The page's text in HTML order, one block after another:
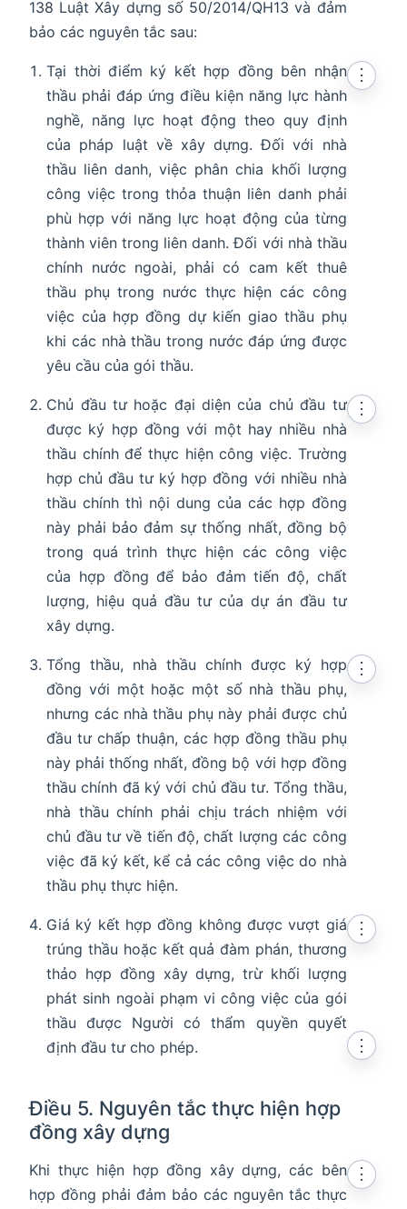
138 Luật Xây dựng số 50/2014/QH13 và đảm
bảo các nguyên tắc sau:
Tại thời điểm ký kết hợp đồng bên nhận
thầu phải đáp ứng điều kiện năng lực hành
nghề, năng lực hoạt động theo quy định
của pháp luật về xây dựng. Đối với nhà
thầu liên danh, việc phân chia khối lượng
công việc trong thỏa thuận liên danh phải
phù hợp với năng lực hoạt động của từng
thành viên trong liên danh. Đối với nhà thầu
chính nước ngoài, phải có cam kết thuê
thầu phụ trong nước thực hiện các công
việc của hợp đồng dự kiến giao thầu phụ
khi các nhà thầu trong nước đáp ứng được
yêu cầu của gói thầu.
⋮
Chủ đầu tư hoặc đại diện của chủ đầu tư
được ký hợp đồng với một hay nhiều nhà
thầu chính để thực hiện công việc. Trường
hợp chủ đầu tư ký hợp đồng với nhiều nhà
thầu chính thì nội dung của các hợp đồng
này phải bảo đảm sự thống nhất, đồng bộ
trong quá trình thực hiện các công việc
của hợp đồng để bảo đảm tiến độ, chất
lượng, hiệu quả đầu tư của dự án đầu tư
xây dựng.
⋮
Tổng thầu, nhà thầu chính được ký hợp
đồng với một hoặc một số nhà thầu phụ,
nhưng các nhà thầu phụ này phải được chủ
đầu tư chấp thuận, các hợp đồng thầu phụ
này phải thống nhất, đồng bộ với hợp đồng
thầu chính đã ký với chủ đầu tư. Tổng thầu,
nhà thầu chính phải chịu trách nhiệm với
chủ đầu tư về tiến độ, chất lượng các công
việc đã ký kết, kể cả các công việc do nhà
thầu phụ thực hiện.
⋮
Giá ký kết hợp đồng không được vượt giá
trúng thầu hoặc kết quả đàm phán, thương
thảo hợp đồng xây dựng, trừ khối lượng
phát sinh ngoài phạm vi công việc của gói
thầu được Người có thẩm quyền quyết
định đầu tư cho phép.
⋮
Điều 5. Nguyên tắc thực hiện hợp
đồng xây dựng
⋮
Khi thực hiện hợp đồng xây dựng, các bên
hợp đồng phải đảm bảo các nguyên tắc thực
⋮